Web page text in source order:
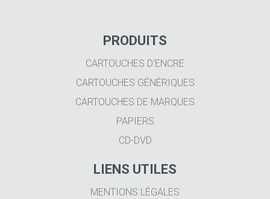
PRODUITS
CARTOUCHES D'ENCRE
CARTOUCHES GÉNÉRIQUES
CARTOUCHES DE MARQUES
PAPIERS
CD-DVD
LIENS UTILES
MENTIONS LÉGALES